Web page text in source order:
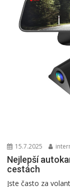
15.7.2025
Nejlepší
cestách
Jste často za